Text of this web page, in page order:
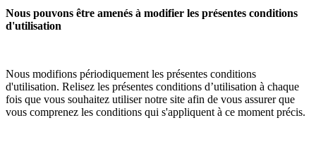
Nous pouvons être amenés à modifier les présentes conditions
d'utilisation
Nous modifions périodiquement les présentes conditions
d'utilisation. Relisez les présentes conditions d’utilisation à chaque
fois que vous souhaitez utiliser notre site afin de vous assurer que
vous comprenez les conditions qui s'appliquent à ce moment précis.